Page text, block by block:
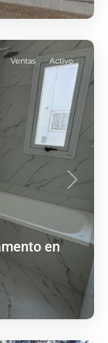
Ventas Activo
en